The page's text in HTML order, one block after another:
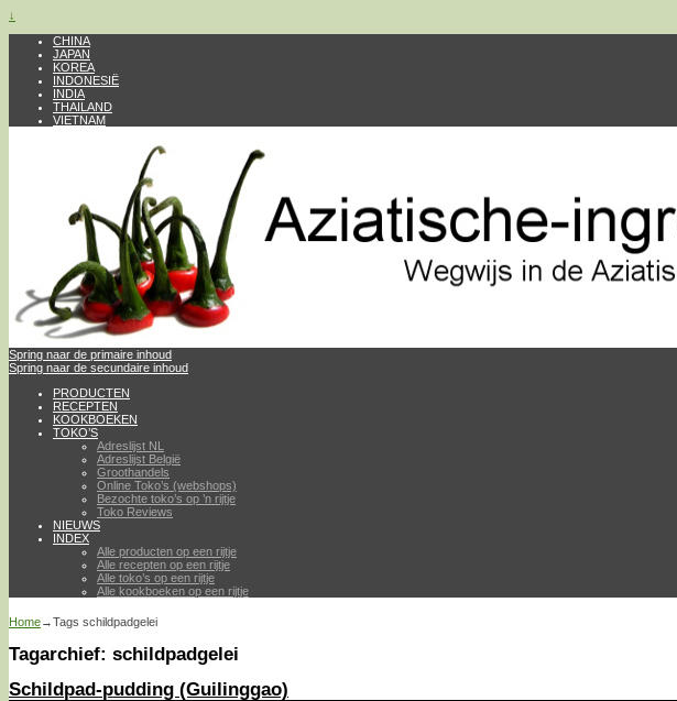
↓
CHINA
JAPAN
KOREA
INDONESIË
INDIA
THAILAND
VIETNAM
Spring naar de primaire inhoud
Spring naar de secundaire inhoud
PRODUCTEN
RECEPTEN
KOOKBOEKEN
TOKO’S
Adreslijst NL
Adreslijst België
Groothandels
Online Toko’s (webshops)
Bezochte toko’s op ’n rijtje
Toko Reviews
NIEUWS
INDEX
Alle producten op een rijtje
Alle recepten op een rijtje
Alle toko’s op een rijtje
Alle kookboeken op een rijtje
Home→Tags schildpadgelei
Tagarchief: schildpadgelei
Schildpad-pudding (Guilinggao)